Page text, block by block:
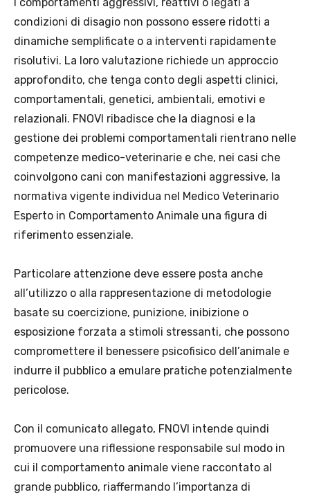
condizioni di disagio non possono essere ridotti a
dinamiche semplificate o a interventi rapidamente
risolutivi. La loro valutazione richiede un approccio
approfondito, che tenga conto degli aspetti clinici,
comportamentali, genetici, ambientali, emotivi e
relazionali. FNOVI ribadisce che la diagnosi e la
gestione dei problemi comportamentali rientrano nelle
competenze medico-veterinarie e che, nei casi che
coinvolgono cani con manifestazioni aggressive, la
normativa vigente individua nel Medico Veterinario
Esperto in Comportamento Animale una figura di
riferimento essenziale.
Particolare attenzione deve essere posta anche
all’utilizzo o alla rappresentazione di metodologie
basate su coercizione, punizione, inibizione o
esposizione forzata a stimoli stressanti, che possono
compromettere il benessere psicofisico dell’animale e
indurre il pubblico a emulare pratiche potenzialmente
pericolose.
Con il comunicato allegato, FNOVI intende quindi
promuovere una riflessione responsabile sul modo in
cui il comportamento animale viene raccontato al
grande pubblico, riaffermando l’importanza di